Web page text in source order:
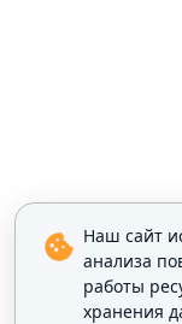
Наш сайт
анализа
работы
хранения